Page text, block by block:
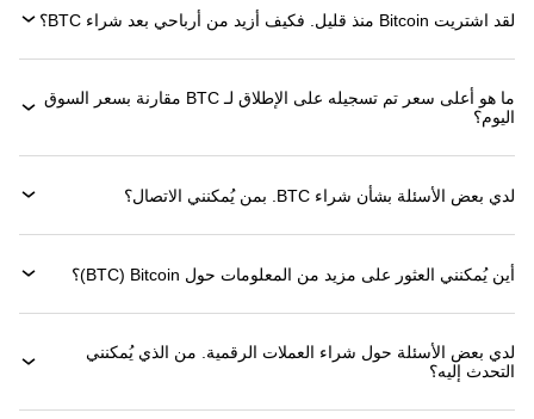
لقد اشتريت Bitcoin منذ قليل. فكيف أزيد من أرباحي بعد شراء BTC؟
ما هو أعلى سعر تم تسجيله على الإطلاق لـ BTC مقارنة بسعر السوق
اليوم؟
لدي بعض الأسئلة بشأن شراء BTC. بمن يُمكنني الاتصال؟
أين يُمكنني العثور على مزيد من المعلومات حول ‏Bitcoin (‏BTC)؟
لدي بعض الأسئلة حول شراء العملات الرقمية. من الذي يُمكنني
التحدث إليه؟